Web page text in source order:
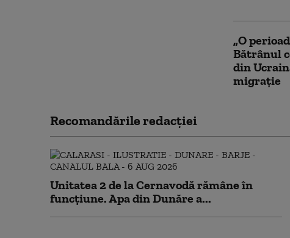
„O
Bătrânul
din
migrație
Recomandările redacţiei
Unitatea 2 de la Cernavodă rămâne în
funcțiune. Apa din Dunăre a...